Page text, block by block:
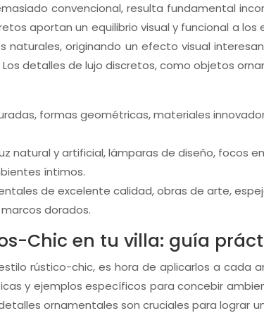
convencional, resulta fundamental
aportan un equilibrio visual y funcional a
originando un efecto visual
detalles de lujo discretos, como objetos
formas geométricas, materiales
natural y artificial, lámparas de diseño, focos
íntimos.
de excelente calidad, obras de arte,
dorados.
Chic en tu villa: guía
rústico-chic, es hora de aplicarlos a cada
y ejemplos específicos para concebir
ornamentales son cruciales para lograr